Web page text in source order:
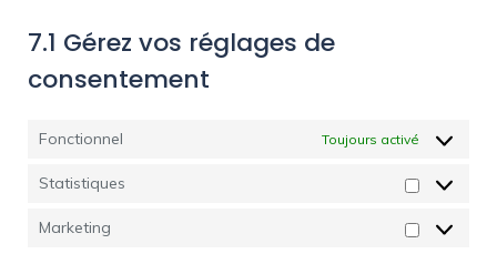
7.1 Gérez vos réglages de
consentement
Fonctionnel Toujours activé
Statistiques
Marketing